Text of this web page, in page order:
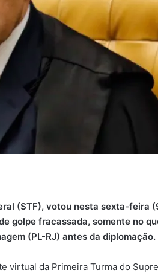
(STF), votou nesta sexta-feira
golpe fracassada, somente no
(PL-RJ) antes da diplomação.
virtual da Primeira Turma do